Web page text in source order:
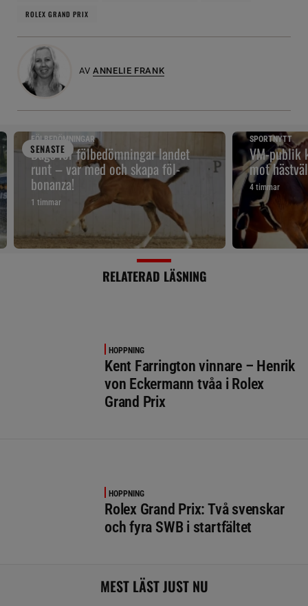
ROLEX GRAND PRIX
AV ANNELIE FRANK
SENASTE
FÖLBEDÖMNINGAR
Dags för fölbedömningar landet
runt – var med och skapa föl-
bonanza!
1 timmar
SPORTNYTT
VM-publik
mot
4 timmar
RELATERAD LÄSNING
HOPPNING
Kent Farrington vinnare – Henrik
von Eckermann tvåa i Rolex
Grand Prix
HOPPNING
Rolex Grand Prix: Två svenskar
och fyra SWB i startfältet
MEST LÄST JUST NU